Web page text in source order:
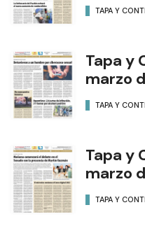
TAPA Y
Tapa y
marzo
TAPA Y
Tapa y
marzo
TAPA Y